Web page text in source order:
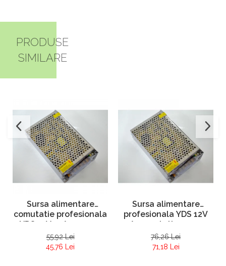
PRODUSE
SIMILARE
Sursa alimentare
comutatie profesionala
YDS 12V 10A carcasa
metalica
55,92 Lei
45,76 Lei
Sursa alimentare
profesionala YDS 12V
20A comutatie carcasa
metal
76,26 Lei
71,18 Lei